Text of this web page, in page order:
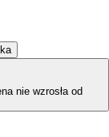
nie wzrosła od